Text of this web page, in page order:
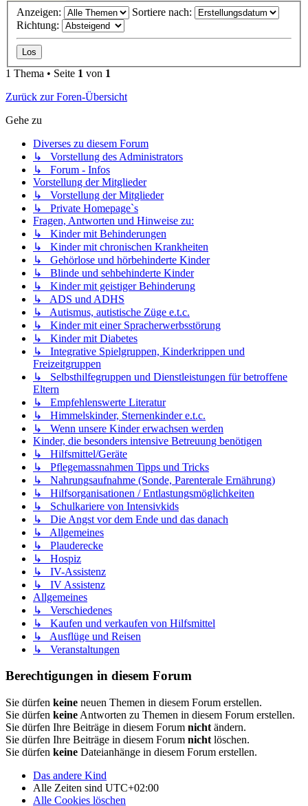
Anzeigen:
Sortiere nach:
Richtung:
1 Thema • Seite 1 von 1
Zurück zur Foren-Übersicht
Gehe zu
Diverses zu diesem Forum
↳ Vorstellung des Administrators
↳ Forum - Infos
Vorstellung der Mitglieder
↳ Vorstellung der Mitglieder
↳ Private Homepage`s
Fragen, Antworten und Hinweise zu:
↳ Kinder mit Behinderungen
↳ Kinder mit chronischen Krankheiten
↳ Gehörlose und hörbehinderte Kinder
↳ Blinde und sehbehinderte Kinder
↳ Kinder mit geistiger Behinderung
↳ ADS und ADHS
↳ Autismus, autistische Züge e.t.c.
↳ Kinder mit einer Spracherwerbsstörung
↳ Kinder mit Diabetes
↳ Integrative Spielgruppen, Kinderkrippen und
Freizeitgruppen
↳ Selbsthilfegruppen und Dienstleistungen für betroffene
Eltern
↳ Empfehlenswerte Literatur
↳ Himmelskinder, Sternenkinder e.t.c.
↳ Wenn unsere Kinder erwachsen werden
Kinder, die besonders intensive Betreuung benötigen
↳ Hilfsmittel/Geräte
↳ Pflegemassnahmen Tipps und Tricks
↳ Nahrungsaufnahme (Sonde, Parenterale Ernährung)
↳ Hilfsorganisationen / Entlastungsmöglichkeiten
↳ Schulkariere von Intensivkids
↳ Die Angst vor dem Ende und das danach
↳ Allgemeines
↳ Plauderecke
↳ Hospiz
↳ IV-Assistenz
↳ IV Assistenz
Allgemeines
↳ Verschiedenes
↳ Kaufen und verkaufen von Hilfsmittel
↳ Ausflüge und Reisen
↳ Veranstaltungen
Berechtigungen in diesem Forum
Sie dürfen keine neuen Themen in diesem Forum erstellen.
Sie dürfen keine Antworten zu Themen in diesem Forum erstellen.
Sie dürfen Ihre Beiträge in diesem Forum nicht ändern.
Sie dürfen Ihre Beiträge in diesem Forum nicht löschen.
Sie dürfen keine Dateianhänge in diesem Forum erstellen.
Das andere Kind
Alle Zeiten sind UTC+02:00
Alle Cookies löschen